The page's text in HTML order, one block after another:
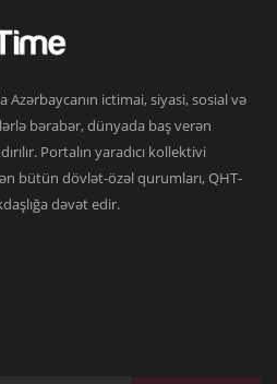
Azərbaycanın ictimai, siyasi, sosial və
bərabər, dünyada baş verən
Portalın yaradıcı kollektivi
bütün dövlət-özəl qurumları, QHT-
dəvət edir.